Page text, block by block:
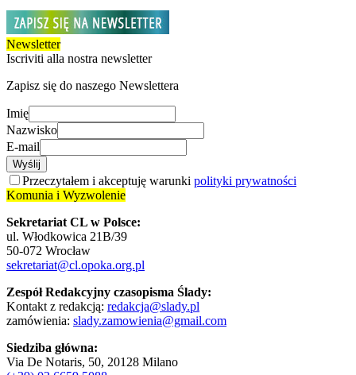
Newsletter
Iscriviti alla nostra newsletter
Zapisz się do naszego Newslettera
Imię
Nazwisko
E-mail
Wyślij
Przeczytałem i akceptuję warunki polityki prywatności
Komunia i Wyzwolenie
Sekretariat CL w Polsce:
ul. Włodkowica 21B/39
50-072 Wrocław
sekretariat@cl.opoka.org.pl
Zespół Redakcyjny czasopisma Ślady:
Kontakt z redakcją: redakcja@slady.pl
zamówienia: slady.zamowienia@gmail.com
Siedziba główna:
Via De Notaris, 50, 20128 Milano